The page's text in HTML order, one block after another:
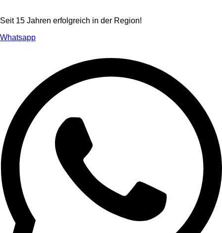
Seit 15 Jahren erfolgreich in der Region!
Whatsapp